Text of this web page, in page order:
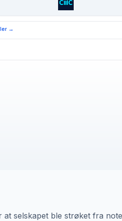
→
selskapet ble strøket fra